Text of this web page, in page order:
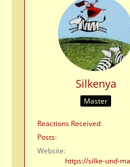
Silkenya
Master
Reactions Received
Posts
Website
https://silke-und-